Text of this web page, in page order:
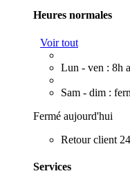
Heures normales
Voir tout
Lun - ven : 8h
Sam - dim :
Fermé aujourd'hui
Retour client
Services